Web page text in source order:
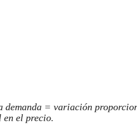
demanda = variación
el precio.